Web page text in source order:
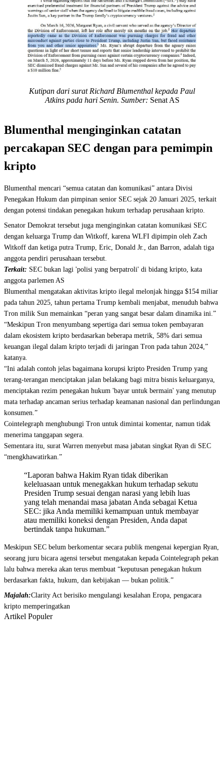
Kutipan dari surat Richard Blumenthal kepada Paul
Atkins pada hari Senin. Sumber: Senat AS
Blumenthal menginginkan catatan
percakapan SEC dengan para pemimpin
kripto
Blumenthal mencari “semua catatan dan komunikasi” antara Divisi
Penegakan Hukum dan pimpinan senior SEC sejak 20 Januari 2025, terkait
dengan potensi tindakan penegakan hukum terhadap perusahaan kripto.
Senator Demokrat tersebut juga menginginkan catatan komunikasi SEC
dengan keluarga Trump dan Witkoff, karena WLFI dipimpin oleh Zach
Witkoff dan ketiga putra Trump, Eric, Donald Jr., dan Barron, adalah tiga
anggota pendiri perusahaan tersebut.
Terkait: SEC bukan lagi 'polisi yang berpatroli' di bidang kripto, kata
anggota parlemen AS
Blumenthal mengatakan aktivitas kripto ilegal melonjak hingga $154 miliar
pada tahun 2025, tahun pertama Trump kembali menjabat, menuduh bahwa
Tron milik Sun memainkan “peran yang sangat besar dalam dinamika ini.”
“Meskipun Tron menyumbang sepertiga dari semua token pembayaran
dalam ekosistem kripto berdasarkan beberapa metrik, 58% dari semua
keuangan ilegal dalam kripto terjadi di jaringan Tron pada tahun 2024,”
katanya.
“Ini adalah contoh jelas bagaimana korupsi kripto Presiden Trump yang
terang-terangan menciptakan jalan belakang bagi mitra bisnis keluarganya,
menciptakan rezim penegakan hukum 'bayar untuk bermain' yang menutup
mata terhadap ancaman serius terhadap keamanan nasional dan perlindungan
konsumen.”
Cointelegraph menghubungi Tron untuk dimintai komentar, namun tidak
menerima tanggapan segera.
Sementara itu, surat Warren menyebut masa jabatan singkat Ryan di SEC
“mengkhawatirkan.”
“Laporan bahwa Hakim Ryan tidak diberikan
keleluasaan untuk menegakkan hukum terhadap sekutu
Presiden Trump sesuai dengan narasi yang lebih luas
yang telah menandai masa jabatan Anda sebagai Ketua
SEC: jika Anda memiliki kemampuan untuk membayar
atau memiliki koneksi dengan Presiden, Anda dapat
bertindak tanpa hukuman.”
Meskipun SEC belum berkomentar secara publik mengenai kepergian Ryan,
seorang juru bicara agensi tersebut mengatakan kepada Cointelegraph pekan
lalu bahwa mereka akan terus membuat “keputusan penegakan hukum
berdasarkan fakta, hukum, dan kebijakan — bukan politik.”
Majalah:Clarity Act berisiko mengulangi kesalahan Eropa, pengacara
kripto memperingatkan
Artikel Populer